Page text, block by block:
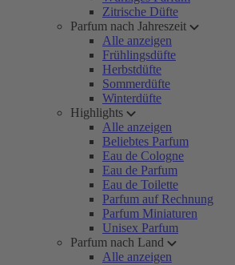
Zitrische Düfte
Parfum nach Jahreszeit
Alle anzeigen
Frühlingsdüfte
Herbstdüfte
Sommerdüfte
Winterdüfte
Highlights
Alle anzeigen
Beliebtes Parfum
Eau de Cologne
Eau de Parfum
Eau de Toilette
Parfum auf Rechnung
Parfum Miniaturen
Unisex Parfum
Parfum nach Land
Alle anzeigen